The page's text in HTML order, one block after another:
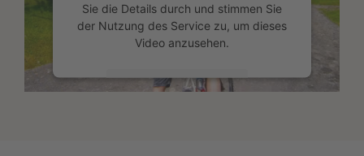
Sie die Details durch und stimmen Sie
der Nutzung des Service zu, um dieses
Video anzusehen.
Mehr Informationen